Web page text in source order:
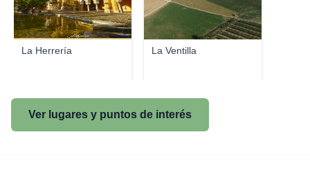
La Herrería La Ventilla
Ver lugares y puntos de interés